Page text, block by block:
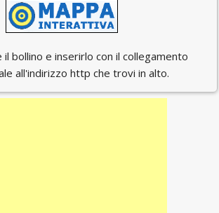
il bollino e inserirlo con il collegamento
all'indirizzo http che trovi in alto.